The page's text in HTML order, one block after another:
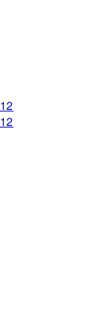
12
12